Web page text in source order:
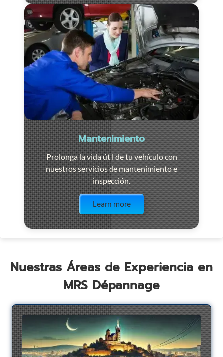
Mantenimiento
Prolonga la vida útil de tu vehículo con
nuestros servicios de mantenimiento e
inspección.
Learn more
Nuestras Áreas de Experiencia en
MRS Dépannage